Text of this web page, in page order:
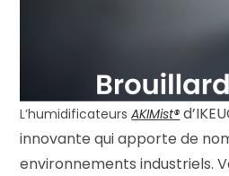
L’humidificateursAKIMist®
innovante qui apporte de
environnements industriels.